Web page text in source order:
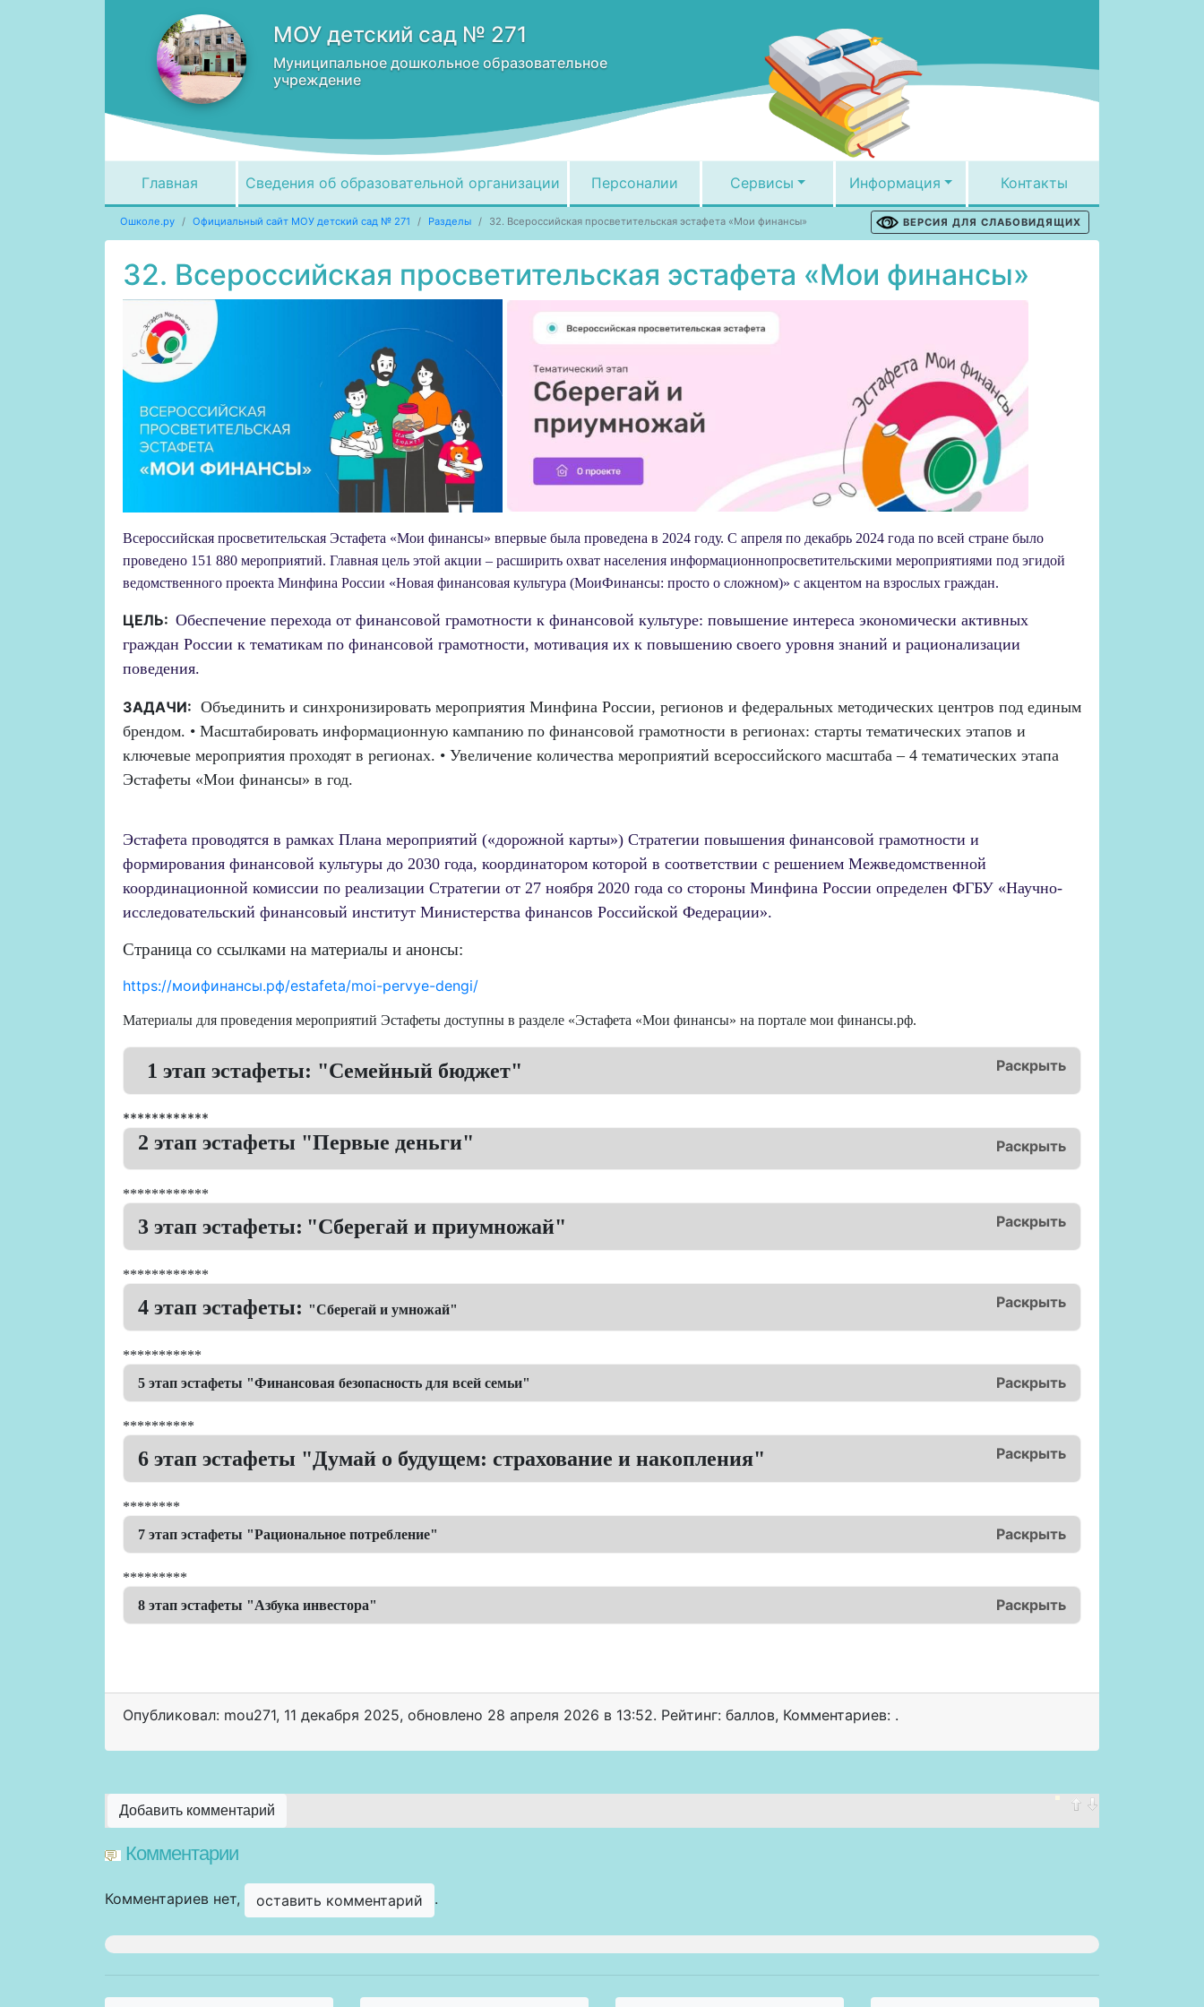
МОУ детский сад № 271
Муниципальное дошкольное образовательное
учреждение
Главная Сведения об образовательной организации Персоналии Сервисы Информация Контакты
Ошколе.ру Официальный сайт МОУ детский сад № 271 Разделы 32. Всероссийская просветительская эстафета «Мои финансы» ВЕРСИЯ ДЛЯ СЛАБОВИДЯЩИХ
32. Всероссийская просветительская эстафета «Мои финансы»
Всероссийская просветительская Эстафета «Мои финансы» впервые была проведена в 2024 году. С апреля по декабрь 2024 года по всей стране было
проведено 151 880 мероприятий. Главная цель этой акции – расширить охват населения информационнопросветительскими мероприятиями под эгидой
ведомственного проекта Минфина России «Новая финансовая культура (МоиФинансы: просто о сложном)» с акцентом на взрослых граждан.
ЦЕЛЬ: Обеспечение перехода от финансовой грамотности к финансовой культуре: повышение интереса экономически активных
граждан России к тематикам по финансовой грамотности, мотивация их к повышению своего уровня знаний и рационализации
поведения.
ЗАДАЧИ: Объединить и синхронизировать мероприятия Минфина России, регионов и федеральных методических центров под единым
брендом. • Масштабировать информационную кампанию по финансовой грамотности в регионах: старты тематических этапов и
ключевые мероприятия проходят в регионах. • Увеличение количества мероприятий всероссийского масштаба – 4 тематических этапа
Эстафеты «Мои финансы» в год.
Эстафета проводятся в рамках Плана мероприятий («дорожной карты») Стратегии повышения финансовой грамотности и
формирования финансовой культуры до 2030 года, координатором которой в соответствии с решением Межведомственной
координационной комиссии по реализации Стратегии от 27 ноября 2020 года со стороны Минфина России определен ФГБУ «Научно-
исследовательский финансовый институт Министерства финансов Российской Федерации».
Страница со ссылками на материалы и анонсы:
https://моифинансы.рф/estafeta/moi-pervye-dengi/
Материалы для проведения мероприятий Эстафеты доступны в разделе «Эстафета «Мои финансы» на портале мои финансы.рф.
Раскрыть
1 этап эстафеты: "Семейный бюджет"
************
Раскрыть
2 этап эстафеты "Первые деньги"
************
Раскрыть
3 этап эстафеты: "Сберегай и приумножай"
************
Раскрыть
4 этап эстафеты: "Сберегай и умножай"
***********
Раскрыть
5 этап эстафеты "Финансовая безопасность для всей семьи"
**********
Раскрыть
6 этап эстафеты "Думай о будущем: страхование и накопления"
********
Раскрыть
7 этап эстафеты "Рациональное потребление"
*********
Раскрыть
8 этап эстафеты "Азбука инвестора"
Опубликовал: mou271, 11 декабря 2025, обновлено 28 апреля 2026 в 13:52. Рейтинг: баллов, Комментариев: .
Добавить комментарий
Комментарии
Комментариев нет, оставить комментарий .